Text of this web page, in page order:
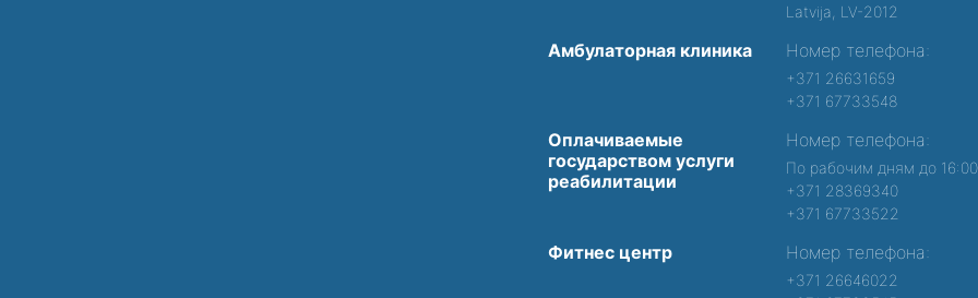
Latvija, LV-2012
Амбулаторная клиника Номер телефона:
+371 26631659
+371 67733548
Оплачиваемые
государством услуги
реабилитации
Номер телефона:
По рабочим дням до 16:00
+371 28369340
+371 67733522
Фитнес центр Номер телефона:
+371 26646022